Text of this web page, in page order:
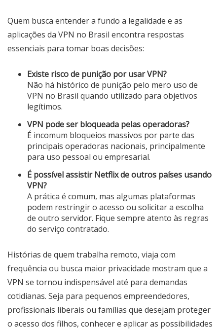
Quem busca entender a fundo a legalidade e as
aplicações da VPN no Brasil encontra respostas
essenciais para tomar boas decisões:
Existe risco de punição por usar VPN?
Não há histórico de punição pelo mero uso de
VPN no Brasil quando utilizado para objetivos
legítimos.
VPN pode ser bloqueada pelas operadoras?
É incomum bloqueios massivos por parte das
principais operadoras nacionais, principalmente
para uso pessoal ou empresarial.
É possível assistir Netflix de outros países usando
VPN?
A prática é comum, mas algumas plataformas
podem restringir o acesso ou solicitar a escolha
de outro servidor. Fique sempre atento às regras
do serviço contratado.
Histórias de quem trabalha remoto, viaja com
frequência ou busca maior privacidade mostram que a
VPN se tornou indispensável até para demandas
cotidianas. Seja para pequenos empreendedores,
profissionais liberais ou famílias que desejam proteger
o acesso dos filhos, conhecer e aplicar as possibilidades